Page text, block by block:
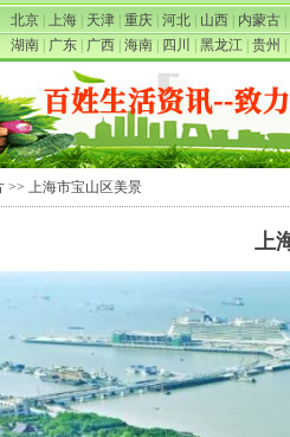
北京 上海 天津 重庆 河北 山西 内蒙古
湖南
广东 广西 海南 四川 黑龙江 贵州
>> 上海市宝山区美景
上